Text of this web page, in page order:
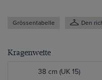
Grössentabelle Den
Kragenweite
38 cm (UK 15)